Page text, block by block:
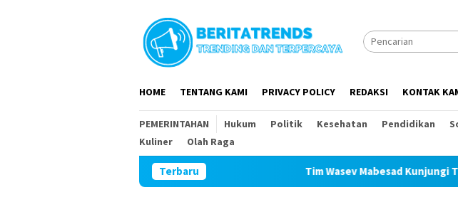
HOME TENTANG KAMI PRIVACY POLICY REDAKSI KONTAK
PEMERINTAHAN Hukum Politik Kesehatan Pendidikan
Kuliner
Olah Raga
Terbaru Tim Wasev Mabesad Kunjungi TMMD ke 129 Bulu